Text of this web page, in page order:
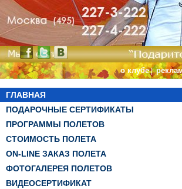
о клубе|
ГЛАВНАЯ
ПОДАРОЧНЫЕ СЕРТИФИКАТЫ
ПРОГРАММЫ ПОЛЕТОВ
СТОИМОСТЬ ПОЛЕТА
ON-LINE ЗАКАЗ ПОЛЕТА
ФОТОГАЛЕРЕЯ ПОЛЕТОВ
ВИДЕОСЕРТИФИКАТ